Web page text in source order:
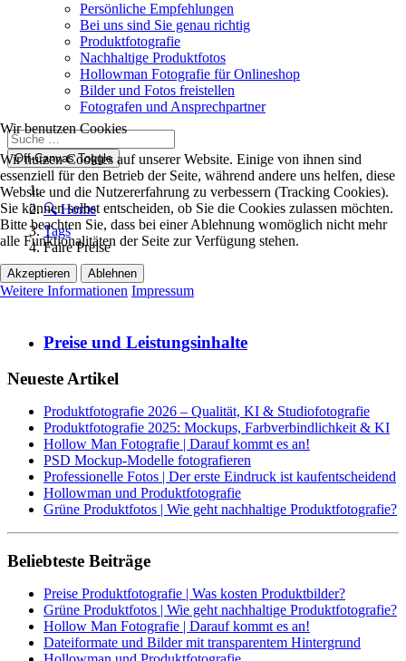
Persönliche Empfehlungen
Bei uns sind Sie genau richtig
Produktfotografie
Nachhaltige Produktfotos
Hollowman Fotografie für Onlineshop
Bilder und Fotos freistellen
Fotografen und Ansprechpartner
Off-Canvas Toggle
🔍 Home
Tags
Faire Preise
Preise und Leistungsinhalte
Neueste Artikel
Produktfotografie 2026 – Qualität, KI & Studiofotografie
Produktfotografie 2025: Mockups, Farbverbindlichkeit & KI
Hollow Man Fotografie | Darauf kommt es an!
PSD Mockup-Modelle fotografieren
Professionelle Fotos | Der erste Eindruck ist kaufentscheidend
Hollowman und Produktfotografie
Grüne Produktfotos | Wie geht nachhaltige Produktfotografie?
Beliebteste Beiträge
Preise Produktfotografie | Was kosten Produktbilder?
Grüne Produktfotos | Wie geht nachhaltige Produktfotografie?
Hollow Man Fotografie | Darauf kommt es an!
Dateiformate und Bilder mit transparentem Hintergrund
Wir benutzen Cookies
Wir nutzen Cookies auf unserer Website. Einige von ihnen sind
essenziell für den Betrieb der Seite, während andere uns helfen, diese
Website und die Nutzererfahrung zu verbessern (Tracking Cookies).
Sie können selbst entscheiden, ob Sie die Cookies zulassen möchten.
Bitte beachten Sie, dass bei einer Ablehnung womöglich nicht mehr
alle Funktionalitäten der Seite zur Verfügung stehen.
Akzeptieren Ablehnen
Weitere Informationen Impressum